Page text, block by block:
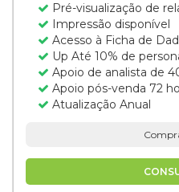
Pré-visualização de
Impressão disponível
Acesso à Ficha de
Up Até 10% de
Apoio de analista de
Apoio pós-venda 72
Atualização Anual